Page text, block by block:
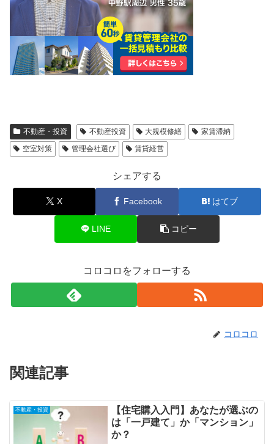
不動産・投資 不動産投資 大規模修繕
家賃滞納
空室対策
管理会社選び 賃貸経営
シェアする
X Facebook はてブ
LINE コピー
コロコロをフォローする
コロコロ
関連記事
不動産・投資
【住宅購入入門】あなたが選ぶの
は「一戸建て」か「マンション」
か？